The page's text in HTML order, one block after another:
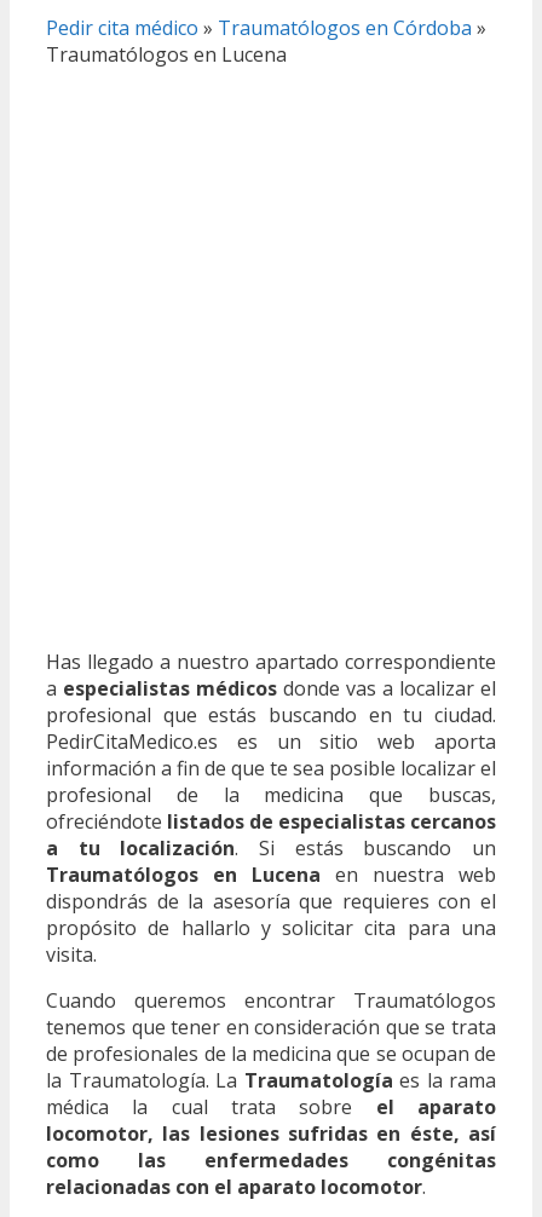
Pedir cita médico » Traumatólogos en Córdoba »
Traumatólogos en Lucena
Has llegado a nuestro apartado correspondiente
a especialistas médicos donde vas a localizar el
profesional que estás buscando en tu ciudad.
PedirCitaMedico.es es un sitio web aporta
información a fin de que te sea posible localizar el
profesional de la medicina que buscas,
ofreciéndote listados de especialistas cercanos
a tu localización. Si estás buscando un
Traumatólogos en Lucena en nuestra web
dispondrás de la asesoría que requieres con el
propósito de hallarlo y solicitar cita para una
visita.
Cuando queremos encontrar Traumatólogos
tenemos que tener en consideración que se trata
de profesionales de la medicina que se ocupan de
la Traumatología. La Traumatología es la rama
médica la cual trata sobre el aparato
locomotor, las lesiones sufridas en éste, así
como las enfermedades congénitas
relacionadas con el aparato locomotor.